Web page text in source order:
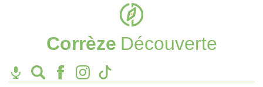
Corrèze Découverte